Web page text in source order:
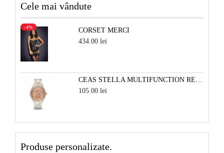
Cele mai vândute
CORSET MERCI
-4%
434.00 lei
CEAS STELLA MULTIFUNCTION RESIN - ALB PERLAT SI ROSE
105.00 lei
Produse personalizate.